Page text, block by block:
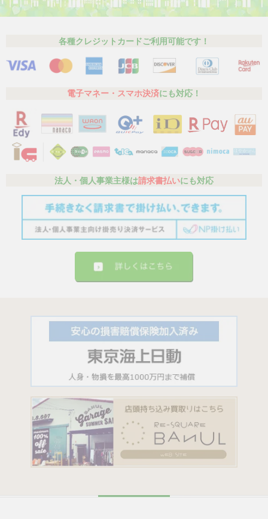
各種クレジットカードご利用可能です！
電子マネー・スマホ決済にも対応！
法人・個人事業主様は請求書払いにも対応